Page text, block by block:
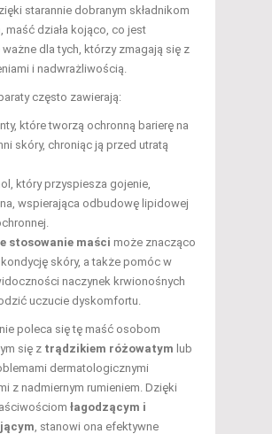
starannie dobranym składnikom
maść działa kojąco, co jest
dla tych, którzy zmagają się z
i nadwrażliwością.
często zawierają:
które tworzą ochronną barierę na
skóry, chroniąc ją przed utratą
który przyspiesza gojenie,
wspierająca odbudowę lipidowej
stosowanie maści może znacząco
skóry, a także pomóc w
naczynek krwionośnych
uczucie dyskomfortu.
poleca się tę maść osobom
się z trądzikiem różowatym lub
dermatologicznymi
z nadmiernym rumieniem. Dzięki
łagodzącym i
, stanowi ona efektywne